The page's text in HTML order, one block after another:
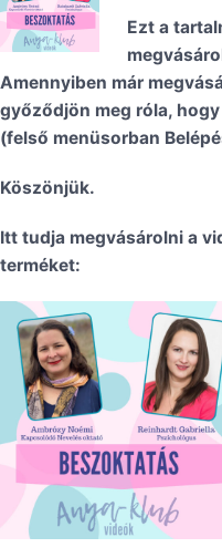
Ezt a
Amennyiben már
győződjön meg róla,
(felső menüsorban
Köszönjük.
Itt tudja megvásárolni a
terméket: